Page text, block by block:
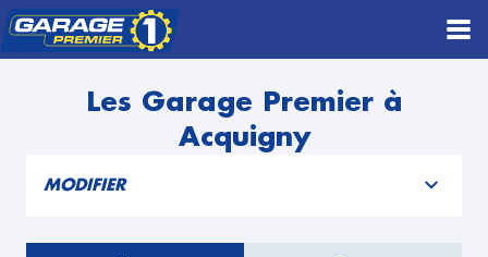
Les Garage Premier à
Acquigny
MODIFIER